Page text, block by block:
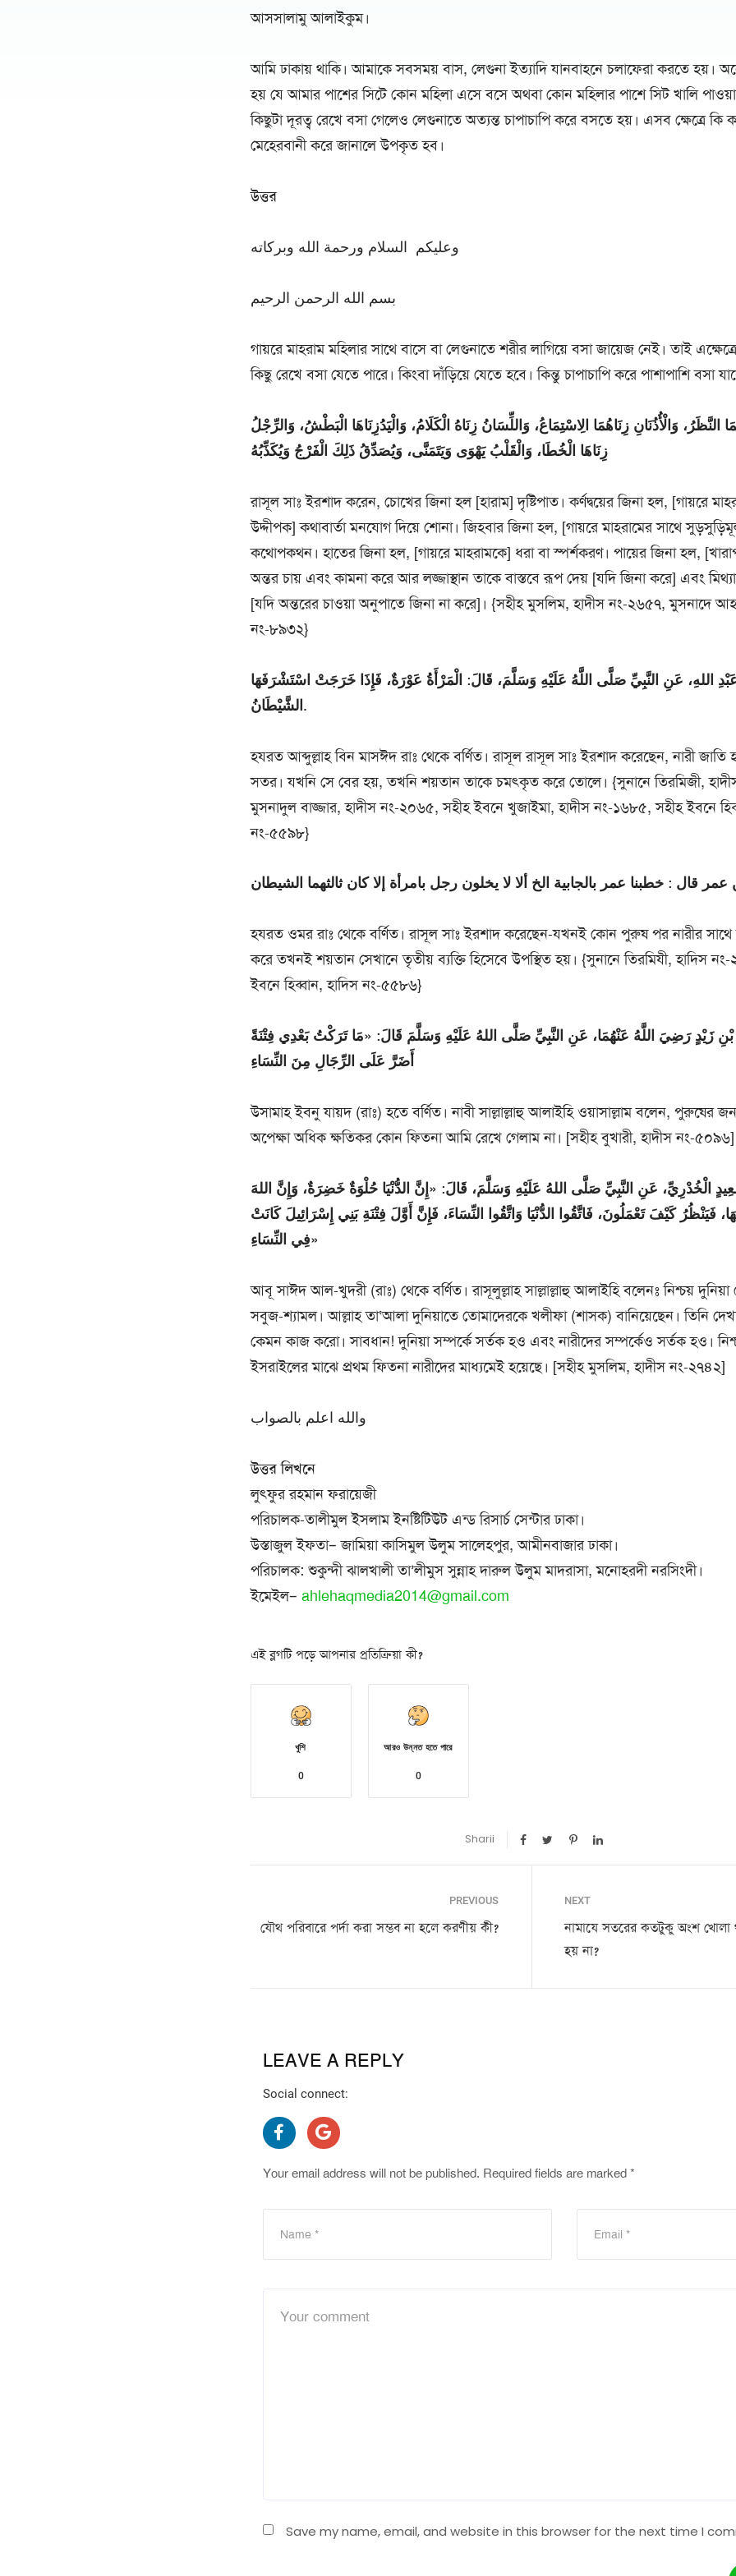
আসসালামু আলাইকুম।
আমি ঢাকায় থাকি। আমাকে সবসময় বাস, লেগুনা ইত্যাদি যানবাহনে চলাফেরা করতে হয়।
হয় যে আমার পাশের সিটে কোন মহিলা এসে বসে অথবা কোন মহিলার পাশে সিট খালি
কিছুটা দূরত্ব রেখে বসা গেলেও লেগুনাতে অত্যন্ত চাপাচাপি করে বসতে হয়। এসব ক্ষেত্রে কি
মেহেরবানী করে জানালে উপকৃত হব।
উত্তর
وعليكم السلام ورحمة الله وبركاته
بسم الله الرحمن الرحيم
গায়রে মাহরাম মহিলার সাথে বাসে বা লেগুনাতে শরীর লাগিয়ে বসা জায়েজ নেই। তাই
কিছু রেখে বসা যেতে পারে। কিংবা দাঁড়িয়ে যেতে হবে। কিন্তু চাপাচাপি করে পাশাপাশি বসা
النَّظَرُ، وَالْأُذُنَانِ زِنَاهُمَا الِاسْتِمَاعُ، وَاللِّسَانُ زِنَاهُ الْكَلَامُ، وَالْيَدُزِنَاهَا الْبَطْشُ، وَالرِّجْلُ
زِنَاهَا الْخُطَا، وَالْقَلْبُ يَهْوَى وَيَتَمَنَّى، وَيُصَدِّقُ ذَلِكَ الْفَرْجُ وَيُكَذِّبُهُ
রাসূল সাঃ ইরশাদ করেন, চোখের জিনা হল [হারাম] দৃষ্টিপাত। কর্ণদ্বয়ের জিনা হল, [গায়রে
উদ্দীপক] কথাবার্তা মনযোগ দিয়ে শোনা। জিহবার জিনা হল, [গায়রে মাহরামের সাথে
কথোপকথন। হাতের জিনা হল, [গায়রে মাহরামকে] ধরা বা স্পর্শকরণ। পায়ের জিনা হল,
অন্তর চায় এবং কামনা করে আর লজ্জাস্থান তাকে বাস্তবে রূপ দেয় [যদি জিনা করে] এবং
[যদি অন্তরের চাওয়া অনুপাতে জিনা না করে]। {সহীহ মুসলিম, হাদীস নং-২৬৫৭, মুসনাদে
নং-৮৯৩২}
اللهِ، عَنِ النَّبِيِّ صَلَّى اللَّهُ عَلَيْهِ وَسَلَّمَ، قَالَ: الْمَرْأَةُ عَوْرَةٌ، فَإِذَا خَرَجَتْ اسْتَشْرَفَهَا
الشَّيْطَانُ.
হযরত আব্দুল্লাহ বিন মাসঈদ রাঃ থেকে বর্ণিত। রাসূল রাসূল সাঃ ইরশাদ করেছেন, নারী
সতর। যখনি সে বের হয়, তখনি শয়তান তাকে চমৎকৃত করে তোলে। {সুনানে তিরমিজী,
মুসনাদুল বাজ্জার, হাদীস নং-২০৬৫, সহীহ ইবনে খুজাইমা, হাদীস নং-১৬৮৫, সহীহ ইবনে
নং-৫৫৯৮}
قال : خطبنا عمر بالجابية الخ ألا لا يخلون رجل بامرأة إلا كان ثالثهما الشيطان
হযরত ওমর রাঃ থেকে বর্ণিত। রাসূল সাঃ ইরশাদ করেছেন-যখনই কোন পুরুষ পর নারীর সাথে
করে তখনই শয়তান সেখানে তৃতীয় ব্যক্তি হিসেবে উপস্থিত হয়। {সুনানে তিরমিযী, হাদিস
ইবনে হিব্বান, হাদিস নং-৫৫৮৬}
زَيْدٍ رَضِيَ اللَّهُ عَنْهُمَا، عَنِ النَّبِيِّ صَلَّى اللهُ عَلَيْهِ وَسَلَّمَ قَالَ: «مَا تَرَكْتُ بَعْدِي فِتْنَةً
أَضَرَّ عَلَى الرِّجَالِ مِنَ النِّسَاءِ
উসামাহ ইবনু যায়দ (রাঃ) হতে বর্ণিত। নাবী সাল্লাল্লাহু আলাইহি ওয়াসাল্লাম বলেন, পুরুষের জন্য
অপেক্ষা অধিক ক্ষতিকর কোন ফিতনা আমি রেখে গেলাম না। [সহীহ বুখারী, হাদীস নং-৫০৯৬]
الْخُدْرِيِّ، عَنِ النَّبِيِّ صَلَّى اللهُ عَلَيْهِ وَسَلَّمَ، قَالَ: «إِنَّ الدُّنْيَا حُلْوَةٌ خَضِرَةٌ، وَإِنَّ اللهَ
فَيَنْظُرُ كَيْفَ تَعْمَلُونَ، فَاتَّقُوا الدُّنْيَا وَاتَّقُوا النِّسَاءَ، فَإِنَّ أَوَّلَ فِتْنَةِ بَنِي إِسْرَائِيلَ كَانَتْ
فِي النِّسَاءِ»
আবূ সাঈদ আল-খুদরী (রাঃ) থেকে বর্ণিত। রাসূলুল্লাহ সাল্লাল্লাহু আলাইহি বলেনঃ নিশ্চয়
সবুজ-শ্যামল। আল্লাহ তা‘আলা দুনিয়াতে তোমাদেরকে খলীফা (শাসক) বানিয়েছেন। তিনি
কেমন কাজ করো। সাবধান! দুনিয়া সম্পর্কে সর্তক হও এবং নারীদের সম্পর্কেও সর্তক হও।
ইসরাইলের মাঝে প্রথম ফিতনা নারীদের মাধ্যমেই হয়েছে। [সহীহ মুসলিম, হাদীস নং-২৭৪২]
والله اعلم بالصواب
উত্তর লিখনে
লুৎফুর রহমান ফরায়েজী
পরিচালক-তালীমুল ইসলাম ইনষ্টিটিউট এন্ড রিসার্চ সেন্টার ঢাকা।
উস্তাজুল ইফতা– জামিয়া কাসিমুল উলুম সালেহপুর, আমীনবাজার ঢাকা।
পরিচালক: শুকুন্দী ঝালখালী তা’লীমুস সুন্নাহ দারুল উলুম মাদরাসা, মনোহরদী নরসিংদী।
ইমেইল– ahlehaqmedia2014@gmail.com
এই ব্লগটি পড়ে আপনার প্রতিক্রিয়া কী?
খুশি
0
আরও উন্নত হতে পারে
0
Sharii
PREVIOUS
যৌথ পরিবারে পর্দা করা সম্ভব না হলে করণীয় কী?
NEXT
নামাযে সতরের কতটুকু অংশ খোলা
হয় না?
LEAVE A REPLY
Social connect:
Your email address will not be published. Required fields are marked *
Save my name, email, and website in this browser for the next time I